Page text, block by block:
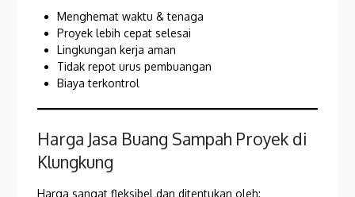
Menghemat waktu & tenaga
Proyek lebih cepat selesai
Lingkungan kerja aman
Tidak repot urus pembuangan
Biaya terkontrol
Harga Jasa Buang Sampah Proyek di
Klungkung
Harga sangat fleksibel dan ditentukan oleh: